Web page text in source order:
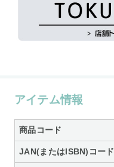
アイテム情報
商品コード
JAN(またはISBN)コード